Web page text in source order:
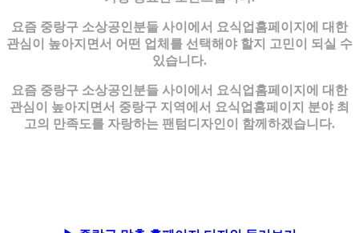
요즘 중랑구 소상공인분들 사이에서 요식업홈페이지에 대한
관심이 높아지면서 어떤 업체를 선택해야 할지 고민이 되실 수
있습니다.
요즘 중랑구 소상공인분들 사이에서 요식업홈페이지에 대한
관심이 높아지면서 중랑구 지역에서 요식업홈페이지 분야 최
고의 만족도를 자랑하는 팬텀디자인이 함께하겠습니다.